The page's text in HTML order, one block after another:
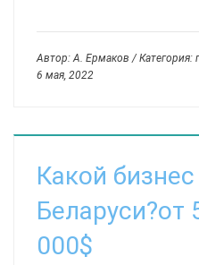
Автор: А. Ермаков / Категория:
6 мая, 2022
Какой
Беларуси?от
000$